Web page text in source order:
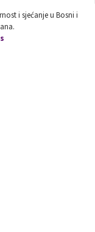
i sjećanje u Bosni i